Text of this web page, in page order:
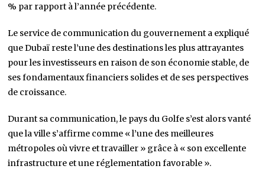
% par rapport à l’année précédente.
Le service de communication du gouvernement a expliqué
que Dubaï reste l’une des destinations les plus attrayantes
pour les investisseurs en raison de son économie stable, de
ses fondamentaux financiers solides et de ses perspectives
de croissance.
Durant sa communication, le pays du Golfe s’est alors vanté
que la ville s’affirme comme « l’une des meilleures
métropoles où vivre et travailler » grâce à « son excellente
infrastructure et une réglementation favorable ».